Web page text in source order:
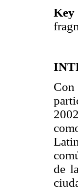
Key
de